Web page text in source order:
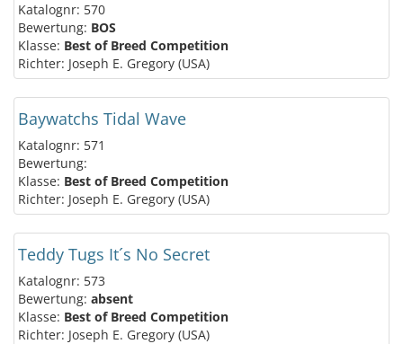
Katalognr: 570
Bewertung: BOS
Klasse: Best of Breed Competition
Richter: Joseph E. Gregory (USA)
Baywatchs Tidal Wave
Katalognr: 571
Bewertung:
Klasse: Best of Breed Competition
Richter: Joseph E. Gregory (USA)
Teddy Tugs It´s No Secret
Katalognr: 573
Bewertung: absent
Klasse: Best of Breed Competition
Richter: Joseph E. Gregory (USA)